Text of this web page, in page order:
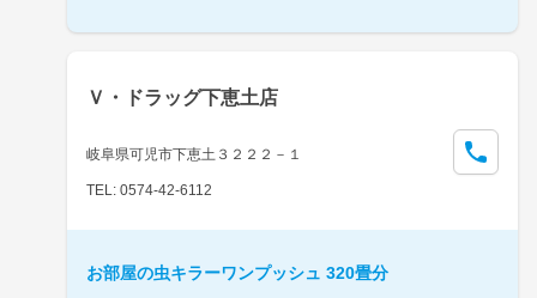
Ｖ・ドラッグ下恵土店
岐阜県可児市下恵土３２２２－１
TEL: 0574-42-6112
お部屋の虫キラーワンプッシュ 320畳分